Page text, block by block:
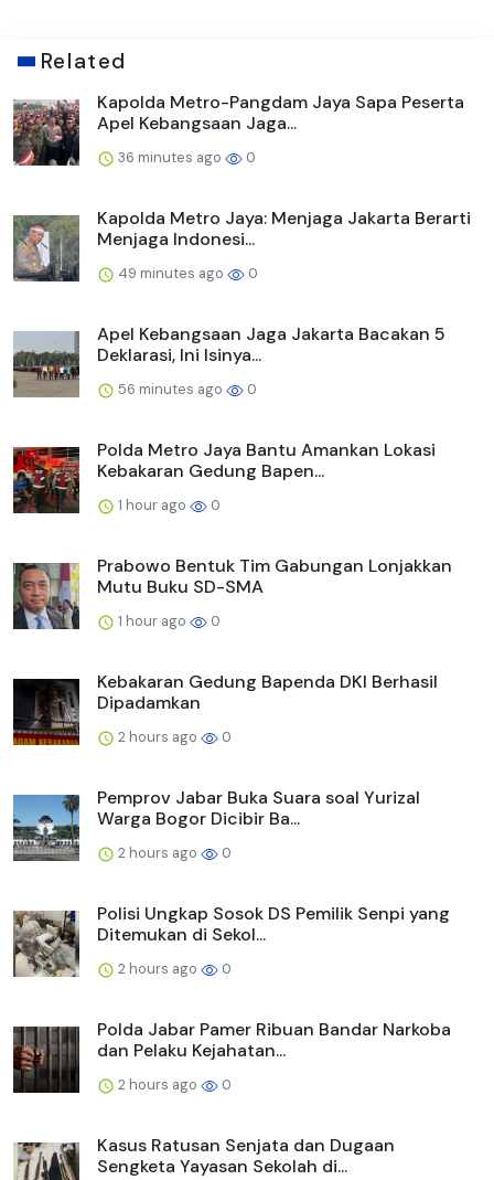
Related
Kapolda Metro-Pangdam Jaya Sapa Peserta
Apel Kebangsaan Jaga...
36 minutes ago 0
Kapolda Metro Jaya: Menjaga Jakarta Berarti
Menjaga Indonesi...
49 minutes ago 0
Apel Kebangsaan Jaga Jakarta Bacakan 5
Deklarasi, Ini Isinya...
56 minutes ago 0
Polda Metro Jaya Bantu Amankan Lokasi
Kebakaran Gedung Bapen...
1 hour ago 0
Prabowo Bentuk Tim Gabungan Lonjakkan
Mutu Buku SD-SMA
1 hour ago 0
Kebakaran Gedung Bapenda DKI Berhasil
Dipadamkan
2 hours ago 0
Pemprov Jabar Buka Suara soal Yurizal
Warga Bogor Dicibir Ba...
2 hours ago 0
Polisi Ungkap Sosok DS Pemilik Senpi yang
Ditemukan di Sekol...
2 hours ago 0
Polda Jabar Pamer Ribuan Bandar Narkoba
dan Pelaku Kejahatan...
2 hours ago 0
Kasus Ratusan Senjata dan Dugaan
Sengketa Yayasan Sekolah di...